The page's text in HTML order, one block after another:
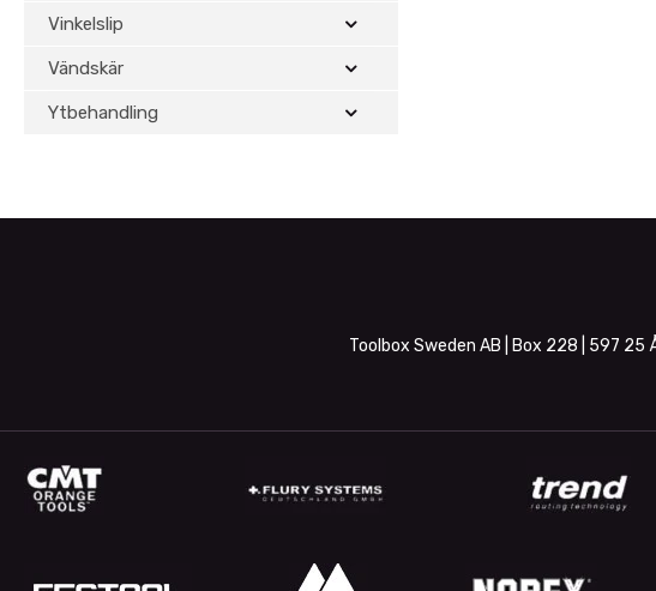
Vinkelslip
Vändskär
Ytbehandling
Toolbox Sweden AB | Box 228 | 597 25